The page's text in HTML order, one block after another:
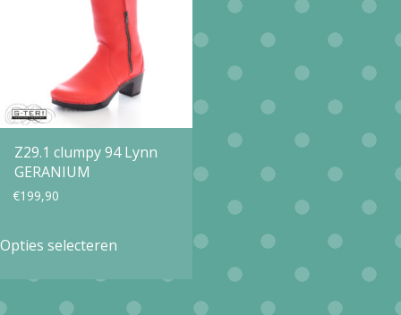
optie
kan
gekozen
worden
op
de
productpagina
kan
gekozen
worden
Z29.1 clumpy 94 Lynn
GERANIUM
€199,90
Opties selecteren